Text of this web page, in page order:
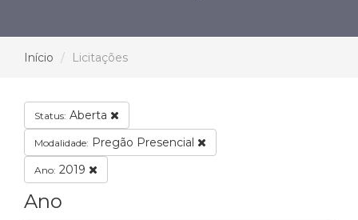
Início Licitações
Status: Aberta
Modalidade: Pregão Presencial
Ano: 2019
Ano